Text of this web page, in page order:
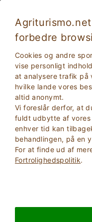
forbedre
Cookies og andre
vise personligt
at analysere trafik på
hvilke lande vores
altid anonymt.
Vi foreslår derfor, at
fuldt udbytte af vores
enhver tid kan
behandlingen, på en
For at finde ud af
Fortrolighedspolitik.
2Voksne